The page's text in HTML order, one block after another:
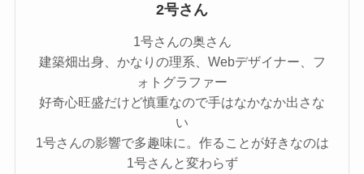
2号さん
1号さんの奥さん
建築畑出身、かなりの理系、Webデザイナー、フ
ォトグラファー
好奇心旺盛だけど慎重なので手はなかなか出さな
い
1号さんの影響で多趣味に。作ることが好きなのは
1号さんと変わらず